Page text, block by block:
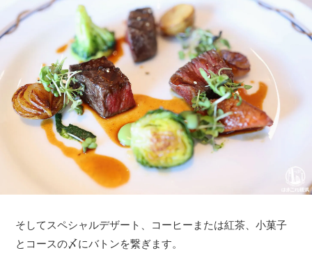
そしてスペシャルデザート、コーヒーまたは紅茶、小菓子
とコースの〆にバトンを繋ぎます。